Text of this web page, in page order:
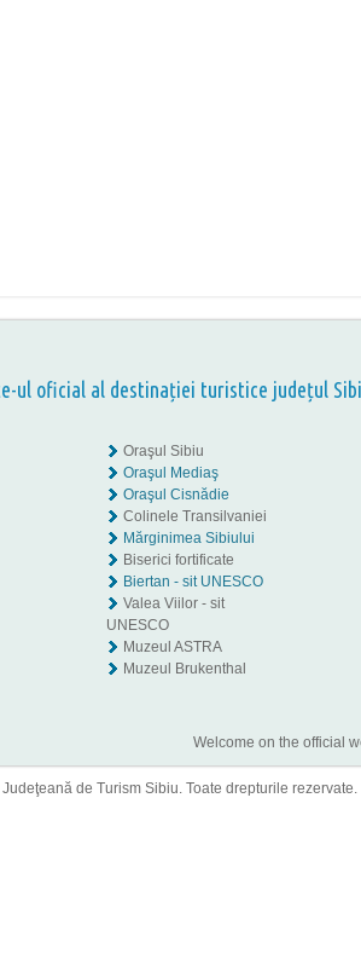
ul oficial al destinației turistice județul
Oraşul Sibiu
Oraşul Mediaş
Oraşul Cisnădie
Colinele Transilvaniei
Mărginimea Sibiului
Biserici fortificate
Biertan - sit UNESCO
Valea Viilor - sit
UNESCO
Muzeul ASTRA
Muzeul Brukenthal
Welcome on the official
de Turism Sibiu. Toate drepturile rezervate.